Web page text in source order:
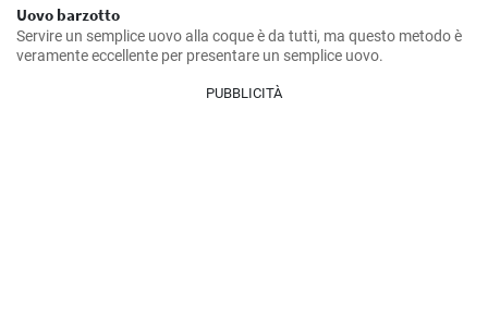
Uovo barzotto
Servire un semplice uovo alla coque è da tutti, ma questo metodo è
veramente eccellente per presentare un semplice uovo.
PUBBLICITÀ